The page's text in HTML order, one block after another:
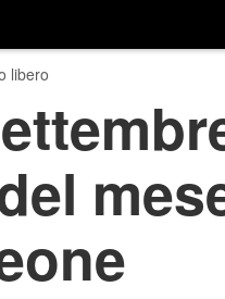
libero